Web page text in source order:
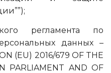
регламента по
данных –
(EU) 2016/679 OF THE
PARLIAMENT AND OF